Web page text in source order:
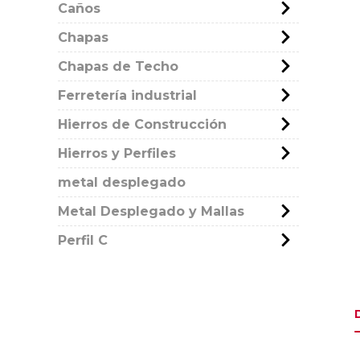
Caños
Chapas
Chapas de Techo
Ferretería industrial
Hierros de Construcción
Hierros y Perfiles
metal desplegado
Metal Desplegado y Mallas
Perfil C